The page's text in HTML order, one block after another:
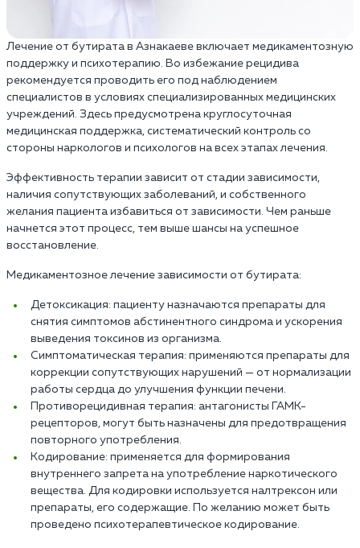
Лечение от бутирата в Азнакаеве включает медикаментозную
поддержку и психотерапию. Во избежание рецидива
рекомендуется проводить его под наблюдением
специалистов в условиях специализированных медицинских
учреждений. Здесь предусмотрена круглосуточная
медицинская поддержка, систематический контроль со
стороны наркологов и психологов на всех этапах лечения.
Эффективность терапии зависит от стадии зависимости,
наличия сопутствующих заболеваний, и собственного
желания пациента избавиться от зависимости. Чем раньше
начнется этот процесс, тем выше шансы на успешное
восстановление.
Медикаментозное лечение зависимости от бутирата:
Детоксикация: пациенту назначаются препараты для
снятия симптомов абстинентного синдрома и ускорения
выведения токсинов из организма.
Симптоматическая терапия: применяются препараты для
коррекции сопутствующих нарушений — от нормализации
работы сердца до улучшения функции печени.
Противорецидивная терапия: антагонисты ГАМК-
рецепторов, могут быть назначены для предотвращения
повторного употребления.
Кодирование: применяется для формирования
внутреннего запрета на употребление наркотического
вещества. Для кодировки используется налтрексон или
препараты, его содержащие. По желанию может быть
проведено психотерапевтическое кодирование.